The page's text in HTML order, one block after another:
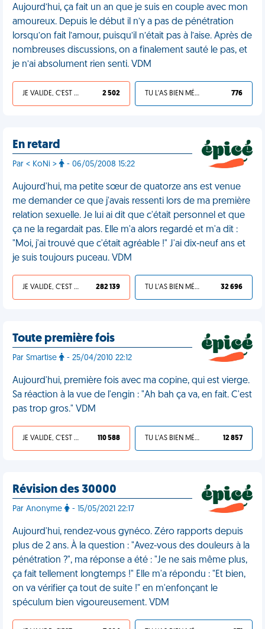
Aujourd’hui, ça fait un an que je suis en couple avec mon
amoureux. Depuis le début il n’y a pas de pénétration
lorsqu’on fait l’amour, puisqu’il n’était pas à l’aise. Après de
nombreuses discussions, on a finalement sauté le pas, et
je n’ai absolument rien senti. VDM
JE VALIDE, C'EST UNE VDM 2 502 TU L'AS BIEN MÉRITÉ 776
En retard
Par < KoNi > - 06/05/2008 15:22
Aujourd'hui, ma petite sœur de quatorze ans est venue
me demander ce que j'avais ressenti lors de ma première
relation sexuelle. Je lui ai dit que c'était personnel et que
ça ne la regardait pas. Elle m'a alors regardé et m'a dit :
"Moi, j'ai trouvé que c'était agréable !" J'ai dix-neuf ans et
je suis toujours puceau. VDM
JE VALIDE, C'EST UNE VDM 282 139 TU L'AS BIEN MÉRITÉ 32 696
Toute première fois
Par Smartise - 25/04/2010 22:12
Aujourd'hui, première fois avec ma copine, qui est vierge.
Sa réaction à la vue de l'engin : "Ah bah ça va, en fait. C'est
pas trop gros." VDM
JE VALIDE, C'EST UNE VDM 110 588 TU L'AS BIEN MÉRITÉ 12 857
Révision des 30000
Par Anonyme - 15/05/2021 22:17
Aujourd'hui, rendez-vous gynéco. Zéro rapports depuis
plus de 2 ans. À la question : "Avez-vous des douleurs à la
pénétration ?", ma réponse a été : "Je ne sais même plus,
ça fait tellement longtemps !" Elle m'a répondu : "Et bien,
on va vérifier ça tout de suite !" en m'enfonçant le
spéculum bien vigoureusement. VDM